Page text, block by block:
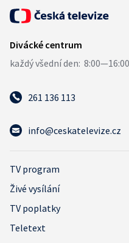
261 136 113
info@ceskatelevize.cz
TV program
Živé vysílání
TV poplatky
Teletext